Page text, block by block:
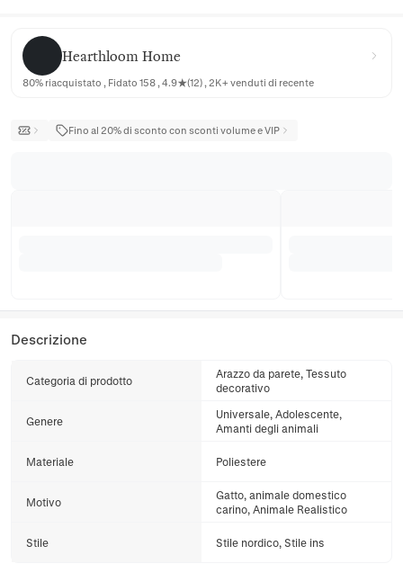
Hearthloom Home
Hearthloom Home
80% riacquistato , Fidato 158 , 4.9★(12) , 2K+ venduti di recente
Fino al 20% di sconto con sconti volume e VIP
Descrizione
Categoria di prodotto
Arazzo da parete, Tessuto
decorativo
Genere
Universale, Adolescente,
Amanti degli animali
Materiale Poliestere
Motivo
Gatto, animale domestico
carino, Animale Realistico
Stile Stile nordico, Stile ins